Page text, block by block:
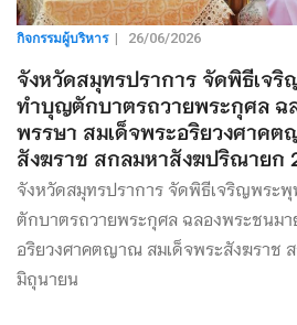
กิจกรรมผู้บริหาร| 26/06/2026
จังหวัดสมุทรปราการ จัดพิธีเจ
ทำบุญตักบาตรถวายพระกุศล ฉ
พรรษา สมเด็จพระอริยวงศาค
สังฆราช สกลมหาสังฆปริณายก
จังหวัดสมุทรปราการ จัดพิธีเจริญพระ
ตักบาตรถวายพระกุศล ฉลองพระชนมา
อริยวงศาคตญาณ สมเด็จพระสังฆราช
มิถุนายน